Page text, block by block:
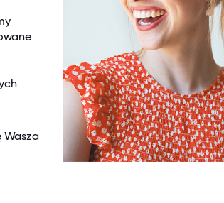
Wasza